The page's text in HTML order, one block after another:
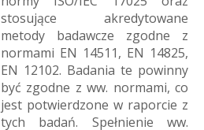
stosujące akredytowane
metody badawcze zgodne z
normami EN 14511, EN 14825,
EN 12102. Badania te powinny
być zgodne z ww. normami, co
jest potwierdzone w raporcie z
tych badań. Spełnienie ww.